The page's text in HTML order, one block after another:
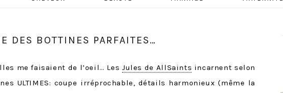
DES BOTTINES PARFAITES…
me faisaient de l’oeil… LesJules de AllSaints incarnent selon
ULTIMES: coupe irréprochable, détails harmonieux (même la